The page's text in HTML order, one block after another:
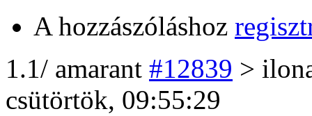
A hozzászóláshoz
1.1/ amarant #12839 >
csütörtök, 09:55:29